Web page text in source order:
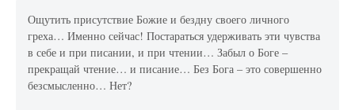
Ощутить присутствие Божие и бездну своего личного
греха… Именно сейчас! Постараться удерживать эти чувства
в себе и при писании, и при чтении… Забыл о Боге –
прекращай чтение… и писание… Без Бога – это совершенно
безсмысленно… Нет?